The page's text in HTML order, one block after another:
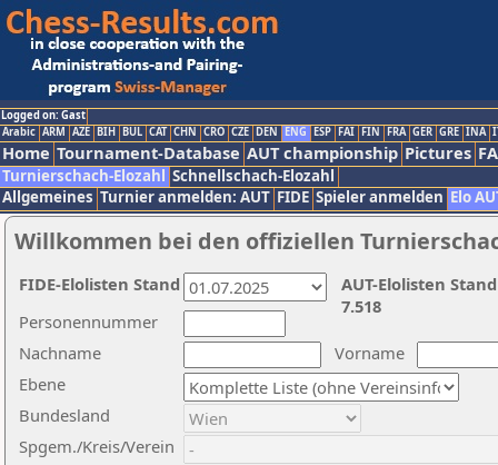
Logged on: Gast
Arabic ARM AZE BIH BUL CAT CHN CRO CZE DEN ENG ESP FAI FIN FRA GER GRE INA
Home Tournament-Database AUT championship Pictures
Turnierschach-Elozahl Schnellschach-Elozahl
Allgemeines Turnier anmelden: AUT FIDE Spieler anmelden Elo
Willkommen bei den offiziellen
Nachname
Vorname
Ebene
Personennummer
Bundesland
Spgem./Kreis/Verein
AUT-Elolisten
7.518
FIDE-Elolisten Stand